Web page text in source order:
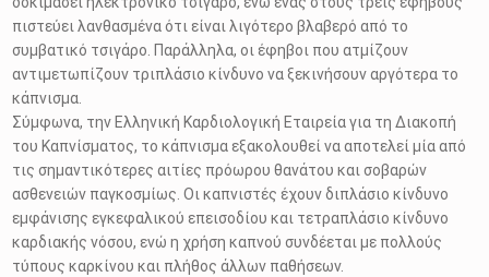
πιστεύει λανθασμένα ότι είναι λιγότερο βλαβερό από το
συμβατικό τσιγάρο. Παράλληλα, οι έφηβοι που ατμίζουν
αντιμετωπίζουν τριπλάσιο κίνδυνο να ξεκινήσουν αργότερα το
κάπνισμα.
Σύμφωνα, την Ελληνική Καρδιολογική Εταιρεία για τη Διακοπή
του Καπνίσματος, το κάπνισμα εξακολουθεί να αποτελεί μία από
τις σημαντικότερες αιτίες πρόωρου θανάτου και σοβαρών
ασθενειών παγκοσμίως. Οι καπνιστές έχουν διπλάσιο κίνδυνο
εμφάνισης εγκεφαλικού επεισοδίου και τετραπλάσιο κίνδυνο
καρδιακής νόσου, ενώ η χρήση καπνού συνδέεται με πολλούς
τύπους καρκίνου και πλήθος άλλων παθήσεων.